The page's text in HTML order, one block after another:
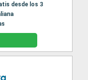
desde los 3